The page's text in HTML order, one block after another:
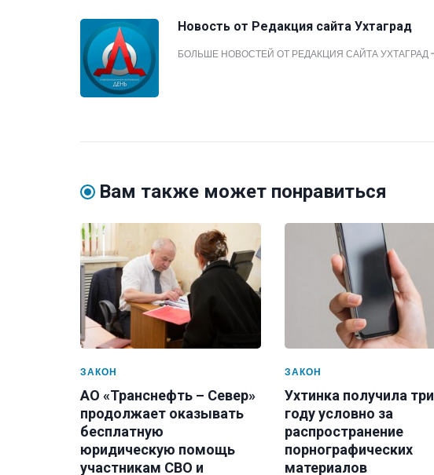
Новость от Редакция сайта Ухтаград
БОЛЬШЕ НОВОСТЕЙ ОТ РЕДАКЦИЯ САЙТА УХТАГРАД
Вам также может понравиться
ЗАКОН
АО «Транснефть – Север»
продолжает оказывать
бесплатную
юридическую помощь
участникам СВО и
ЗАКОН
Ухтинка получила три
году условно за
распространение
порнографических
материалов